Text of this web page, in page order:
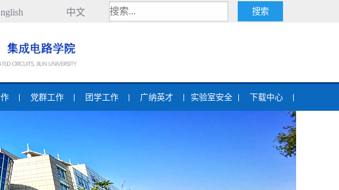
中文
党群工作 团学工作 广纳英才 实验室安全 下载中心